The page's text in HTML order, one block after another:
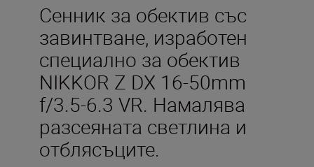
Сенник за обектив със
завинтване, изработен
специално за обектив
NIKKOR Z DX 16-50mm
f/3.5-6.3 VR. Намалява
разсеяната светлина и
отблясъците.